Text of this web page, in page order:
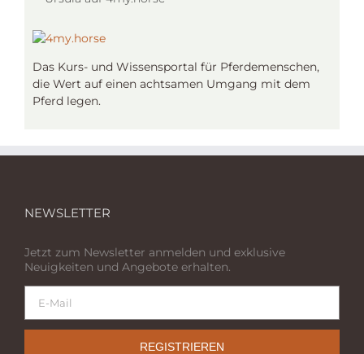
Das Kurs- und Wissensportal für Pferdemenschen,
die Wert auf einen achtsamen Umgang mit dem
Pferd legen.
NEWSLETTER
Jetzt zum Newsletter anmelden und exklusive
Neuigkeiten und Angebote erhalten.
REGISTRIEREN